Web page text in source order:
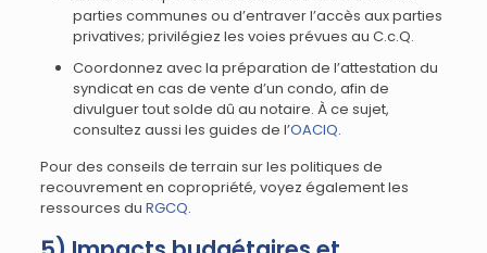
parties communes ou d’entraver l’accès aux parties
privatives; privilégiez les voies prévues au C.c.Q.
Coordonnez avec la préparation de l’attestation du
syndicat en cas de vente d’un condo, afin de
divulguer tout solde dû au notaire. À ce sujet,
consultez aussi les guides de l’OACIQ.
Pour des conseils de terrain sur les politiques de
recouvrement en copropriété, voyez également les
ressources du RGCQ.